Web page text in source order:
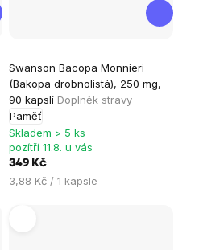
Swanson Bacopa Monnieri
(Bakopa drobnolistá), 250 mg,
90 kapslí Doplněk stravy
Paměť
hodnocení
produktu
je
4,0
z
5
hvězdiček.
Skladem > 5 ks
pozítří 11.8. u vás
349 Kč
Měrná
3,88 Kč / 1 kapsle